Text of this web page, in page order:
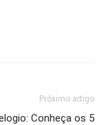
Próximo artigo
Conheça os 5